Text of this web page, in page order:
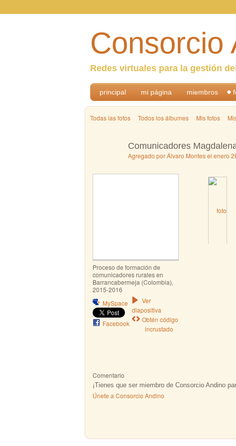
Consorcio
Redes virtuales para la gestión
principal mi página miembros
Todas las fotos Todos los álbumes Mis fotos
Comunicadores
Agregado porÁlvaro Montesel enero
Proceso de formación de
comunicadores rurales en
Barrancabermeja (Colombia),
2015-2016
MySpace
Facebook
Ver
diapositiva
Obtén código
incrustado
Comentario
¡Tienes que ser miembro de Consorcio Andino
Únete a Consorcio Andino